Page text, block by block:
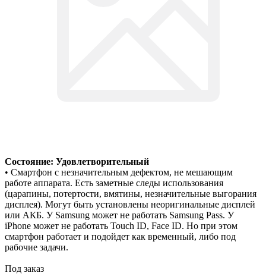
Состояние: Удовлетворительный
• Смартфон с незначительным дефектом, не мешающим
работе аппарата. Есть заметные следы использования
(царапины, потертости, вмятины, незначительные выгорания
дисплея). Могут быть установлены неоригинальные дисплей
или АКБ. У Samsung может не работать Samsung Pass. У
iPhone может не работать Touch ID, Face ID. Но при этом
смартфон работает и подойдет как временный, либо под
рабочие задачи.
Под заказ